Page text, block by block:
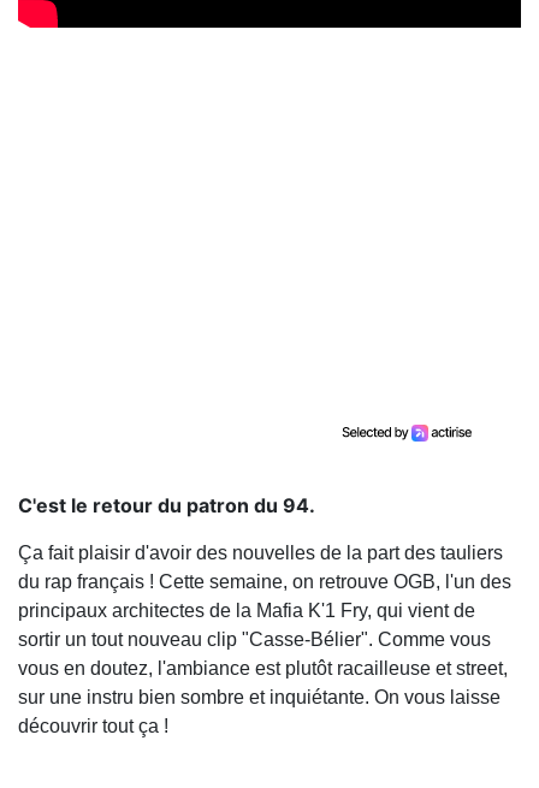
C'est le retour du patron du 94.
Ça fait plaisir d'avoir des nouvelles de la part des tauliers
du rap français ! Cette semaine, on retrouve OGB, l'un des
principaux architectes de la Mafia K'1 Fry, qui vient de
sortir un tout nouveau clip "Casse-Bélier". Comme vous
vous en doutez, l'ambiance est plutôt racailleuse et street,
sur une instru bien sombre et inquiétante. On vous laisse
découvrir tout ça !